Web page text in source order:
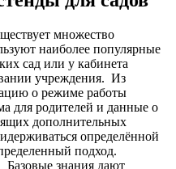
множество
наиболее популярные
сад или у кабинета
учреждения. Из
о режиме работы
для родителей и данные о
дополнительных
определённой
подход.
Базовые знания дают